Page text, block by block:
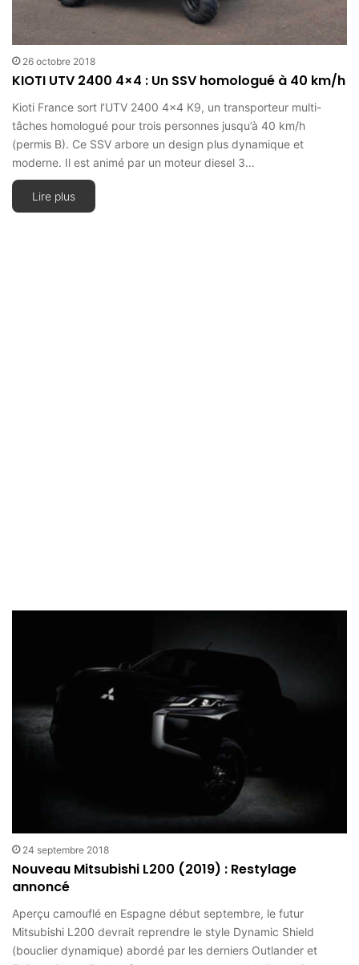
26 octobre 2018
KIOTI UTV 2400 4×4 : Un SSV homologué à 40 km/h
Kioti France sort l’UTV 2400 4×4 K9, un transporteur multi-
tâches homologué pour trois personnes jusqu’à 40 km/h
(permis B). Ce SSV arbore un design plus dynamique et
moderne. Il est animé par un moteur diesel 3…
Lire plus
24 septembre 2018
Nouveau Mitsubishi L200 (2019) : Restylage
annoncé
Aperçu camouflé en Espagne début septembre, le futur
Mitsubishi L200 devrait reprendre le style Dynamic Shield
(bouclier dynamique) abordé par les derniers Outlander et